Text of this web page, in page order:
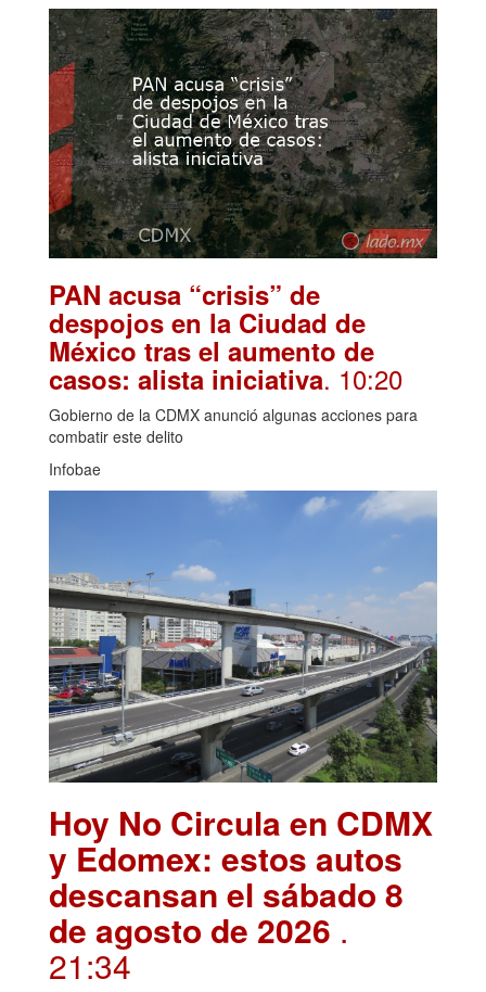
PAN acusa “crisis” de
despojos en la Ciudad de
México tras el aumento de
casos: alista iniciativa. 10:20
Gobierno de la CDMX anunció algunas acciones para
combatir este delito
Infobae
Hoy No Circula en CDMX
y Edomex: estos autos
descansan el sábado 8
de agosto de 2026 .
21:34